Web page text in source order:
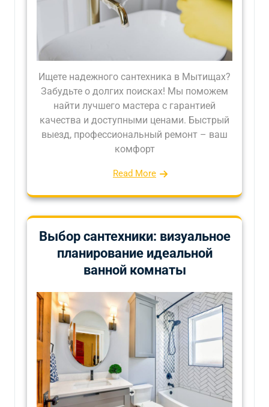
Ищете надежного сантехника в Мытищах?
Забудьте о долгих поисках! Мы поможем
найти лучшего мастера с гарантией
качества и доступными ценами. Быстрый
выезд, профессиональный ремонт – ваш
комфорт
Read More
Выбор сантехники: визуальное
планирование идеальной
ванной комнаты